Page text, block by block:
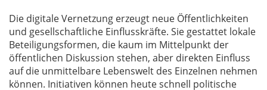
Die digitale Vernetzung erzeugt neue Öffentlichkeiten
und gesellschaftliche Einflusskräfte. Sie gestattet lokale
Beteiligungsformen, die kaum im Mittelpunkt der
öffentlichen Diskussion stehen, aber direkten Einfluss
auf die unmittelbare Lebenswelt des Einzelnen nehmen
können. Initiativen können heute schnell politische